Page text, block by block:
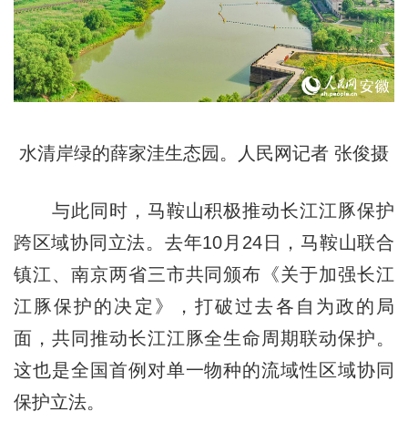
水清岸绿的薛家洼生态园。人民网记者 张俊摄
与此同时，马鞍山积极推动长江江豚保护
跨区域协同立法。去年10月24日，马鞍山联合
镇江、南京两省三市共同颁布《关于加强长江
江豚保护的决定》，打破过去各自为政的局
面，共同推动长江江豚全生命周期联动保护。
这也是全国首例对单一物种的流域性区域协同
保护立法。